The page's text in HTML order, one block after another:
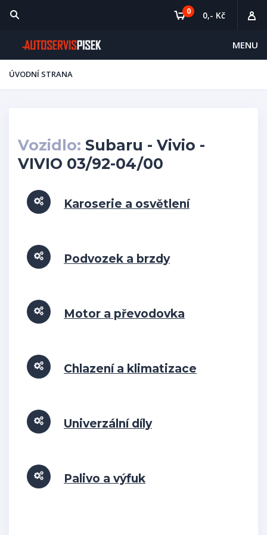
MENU
0 0,- Kč
ÚVODNÍ STRANA
Vozidlo: Subaru - Vivio -
VIVIO 03/92-04/00
Karoserie a osvětlení
Podvozek a brzdy
Motor a převodovka
Chlazení a klimatizace
Univerzální díly
Palivo a výfuk